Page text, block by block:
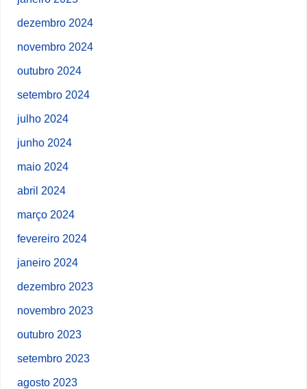
dezembro 2024
novembro 2024
outubro 2024
setembro 2024
julho 2024
junho 2024
maio 2024
abril 2024
março 2024
fevereiro 2024
janeiro 2024
dezembro 2023
novembro 2023
outubro 2023
setembro 2023
agosto 2023